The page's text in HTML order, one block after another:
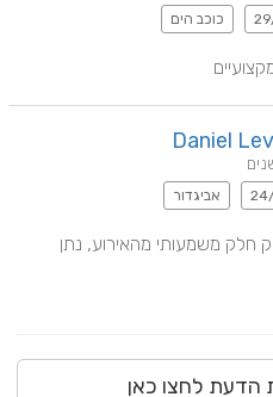
כוכב הים
אביגדור
הדעת לחצו כאן